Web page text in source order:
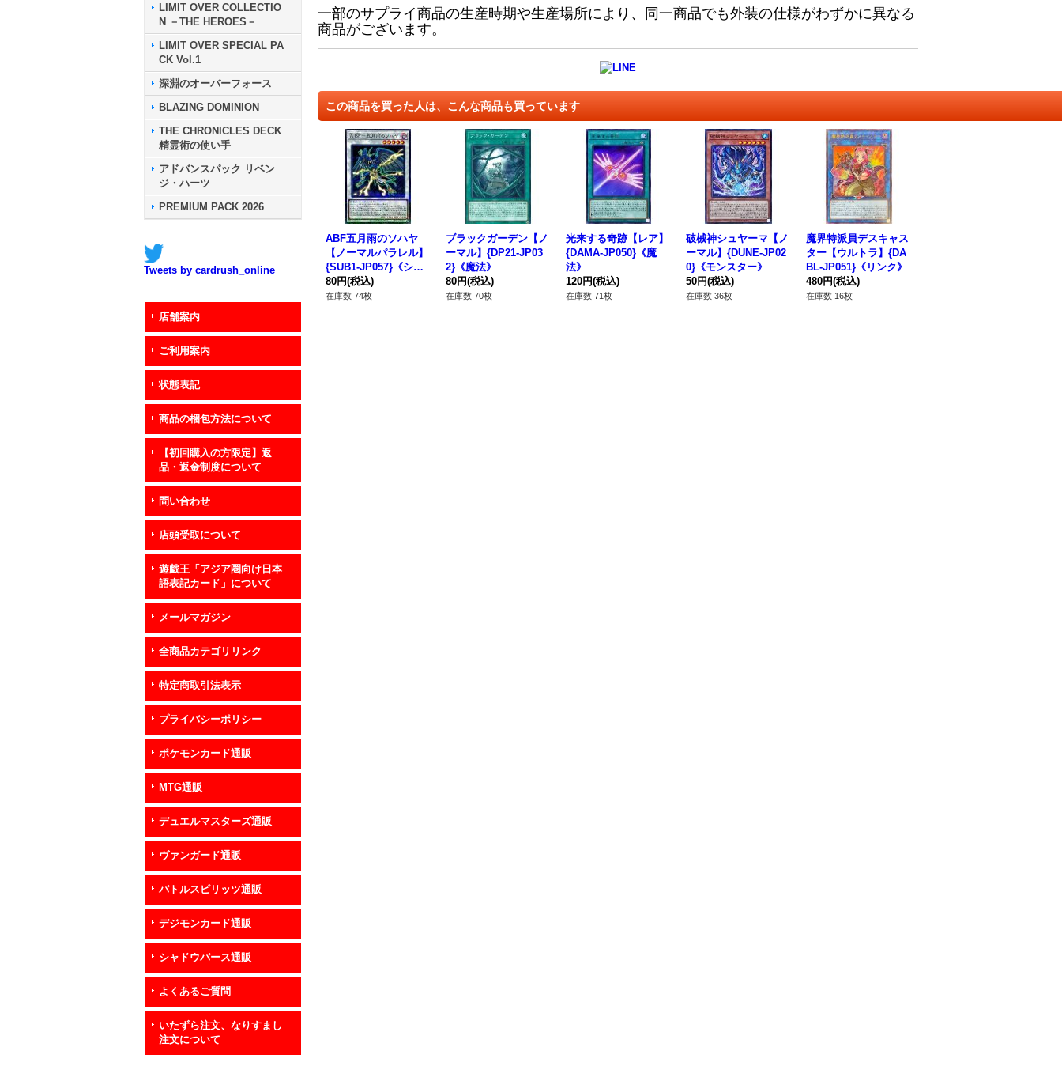
LIMIT OVER COLLECTIO
N －THE HEROES－
LIMIT OVER SPECIAL PA
CK Vol.1
深淵のオーバーフォース
BLAZING DOMINION
THE CHRONICLES DECK
精霊術の使い手
アドバンスパック リベン
ジ・ハーツ
PREMIUM PACK 2026
Tweets by cardrush_online
店舗案内
ご利用案内
状態表記
商品の梱包方法について
【初回購入の方限定】返
品・返金制度について
問い合わせ
店頭受取について
遊戯王「アジア圏向け日本
語表記カード」について
メールマガジン
全商品カテゴリリンク
特定商取引法表示
プライバシーポリシー
ポケモンカード通販
MTG通販
デュエルマスターズ通販
ヴァンガード通販
バトルスピリッツ通販
デジモンカード通販
シャドウバース通販
よくあるご質問
いたずら注文、なりすまし
注文について
一部のサプライ商品の生産時期や生産場所により、同一商品でも外装の仕様がわずかに異なる
商品がございます。
この商品を買った人は、こんな商品も買っています
ABF五月雨のソハヤ
【ノーマルパラレル】
{SUB1-JP057}《シン
クロ》
80円(税込)
在庫数 74枚
ブラックガーデン【ノ
ーマル】{DP21-JP03
2}《魔法》
80円(税込)
在庫数 70枚
光来する奇跡【レア】
{DAMA-JP050}《魔
法》
120円(税込)
在庫数 71枚
破械神シュヤーマ【ノ
ーマル】{DUNE-JP02
0}《モンスター》
50円(税込)
在庫数 36枚
魔界特派員デスキャス
ター【ウルトラ】{DA
BL-JP051}《リンク》
480円(税込)
在庫数 16枚